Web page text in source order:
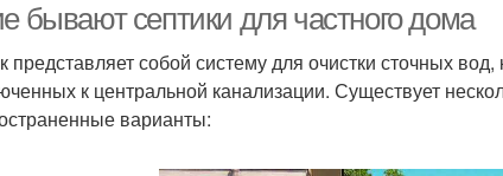
бывают септики для частного дома
представляет собой систему для очистки сточных
к центральной канализации. Существует
варианты: